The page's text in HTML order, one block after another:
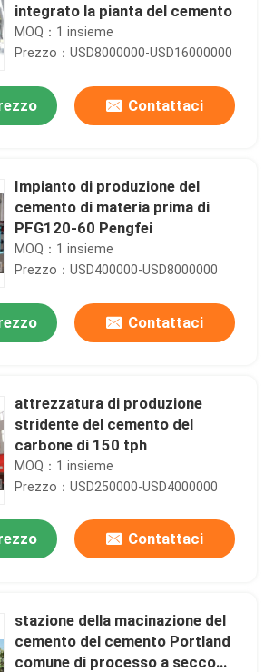
integrato la pianta del cemento
MOQ：1 insieme
Prezzo：USD8000000-USD16000000
Contattaci
Impianto di produzione del
cemento di materia prima di
PFG120-60 Pengfei
MOQ：1 insieme
Prezzo：USD400000-USD8000000
Contattaci
attrezzatura di produzione
stridente del cemento del
carbone di 150 tph
MOQ：1 insieme
Prezzo：USD250000-USD4000000
Contattaci
stazione della macinazione del
cemento del cemento Portland
comune di processo a secco